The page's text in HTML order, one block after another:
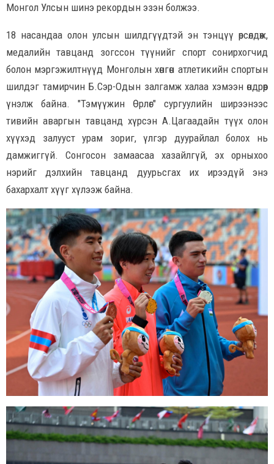
Монгол Улсын шинэ рекордын эзэн болжээ.
18 насандаа олон улсын шилдгүүдтэй эн тэнцүү өрсөлдөж,
медалийн тавцанд зогссон түүнийг спорт сонирхогчид
болон мэргэжилтнүүд Монголын хөнгөн атлетикийн спортын
шилдэг тамирчин Б.Сэр-Одын залгамж халаа хэмээн өндрөөр
үнэлж байна. "Тэмүүжин Өрлөг" сургуулийн ширээнээс
тивийн аваргын тавцанд хүрсэн А.Цагаадайн түүх олон
хүүхэд залууст урам зориг, үлгэр дуурайлал болох нь
дамжиггүй. Сонгосон замаасаа хазайлгүй, эх орныхоо
нэрийг дэлхийн тавцанд дуурьсгах их ирээдүй энэ
бахархалт хүүг хүлээж байна.